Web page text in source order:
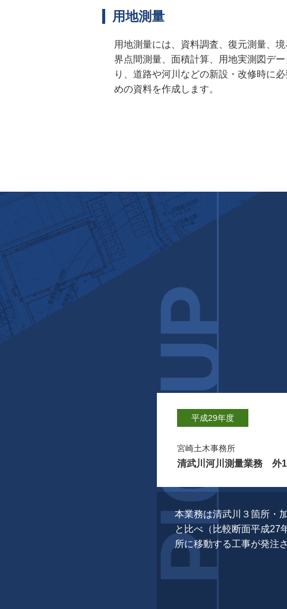
用地測量
用地測量には、資料調査、復元測量、
界点間測量、面積計算、用地実測図デ
り、道路や河川などの新設・改修時に
めの資料を作成します。
平成29年度
宮崎土木事務所
清武川河川測量業務 外
本業務は清武川３箇所・
と比べ（比較断面平成27
所に移動する工事が発注